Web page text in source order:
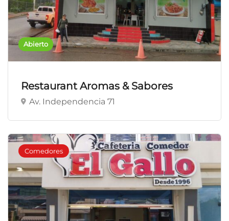
Abierto
Restaurant Aromas & Sabores
Av. Independencia 71
Comedores